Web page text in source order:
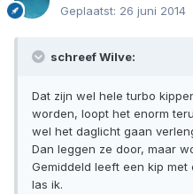
Geplaatst: 26 juni 2014
schreef Wilve:
Dat zijn wel hele turbo
worden, loopt het enorm
wel het daglicht gaan
Dan leggen ze door, maar
Gemiddeld leeft een kip
las ik.